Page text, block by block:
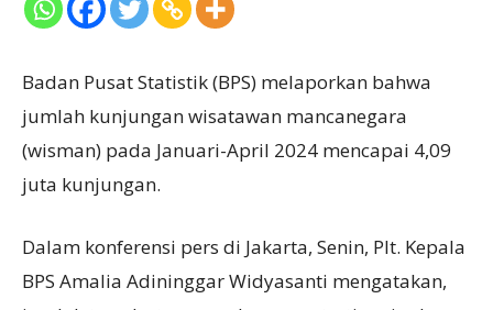
Badan Pusat Statistik (BPS) melaporkan bahwa
jumlah kunjungan wisatawan mancanegara
(wisman) pada Januari-April 2024 mencapai 4,09
juta kunjungan.
Dalam konferensi pers di Jakarta, Senin, Plt. Kepala
BPS Amalia Adininggar Widyasanti mengatakan,